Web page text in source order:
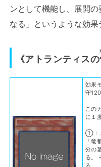
ンとして機能し、展開
なる」というような効果
《アトランティスの
効果
守
この
に１
①：
「竜
分の
る。